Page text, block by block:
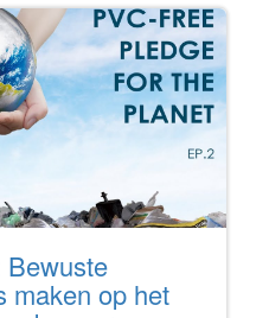
Bewuste
maken op het